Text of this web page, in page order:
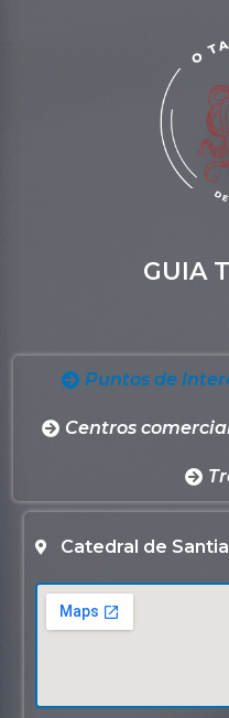
GUIA
Puntos de
Centros
Catedral de